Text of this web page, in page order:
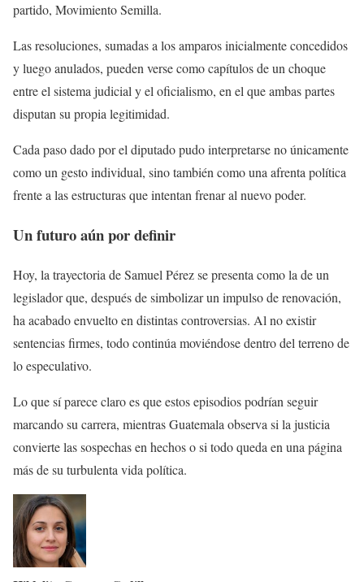
partido, Movimiento Semilla.
Las resoluciones, sumadas a los amparos inicialmente concedidos
y luego anulados, pueden verse como capítulos de un choque
entre el sistema judicial y el oficialismo, en el que ambas partes
disputan su propia legitimidad.
Cada paso dado por el diputado pudo interpretarse no únicamente
como un gesto individual, sino también como una afrenta política
frente a las estructuras que intentan frenar al nuevo poder.
Un futuro aún por definir
Hoy, la trayectoria de Samuel Pérez se presenta como la de un
legislador que, después de simbolizar un impulso de renovación,
ha acabado envuelto en distintas controversias. Al no existir
sentencias firmes, todo continúa moviéndose dentro del terreno de
lo especulativo.
Lo que sí parece claro es que estos episodios podrían seguir
marcando su carrera, mientras Guatemala observa si la justicia
convierte las sospechas en hechos o si todo queda en una página
más de su turbulenta vida política.